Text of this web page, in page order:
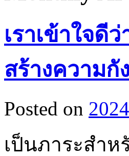
เราเข้าใจดี
สร้างความกั
Posted on
เป็นภาระสำ